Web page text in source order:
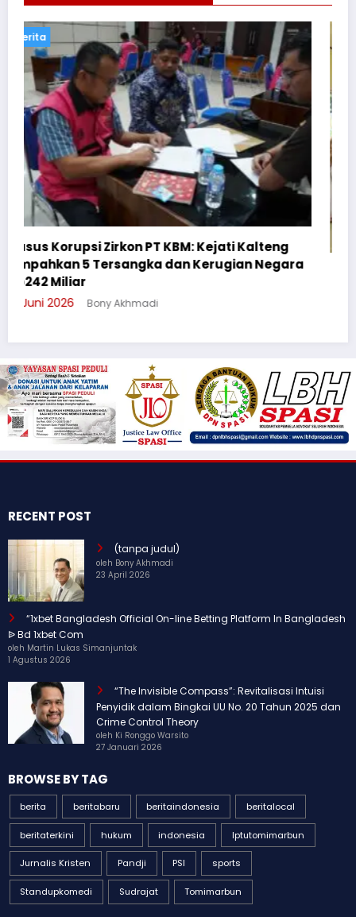
Cegah Bullying, Sikum Polresta Palangka Raya
Suluh Pelajar SMAN 6
3 Juni 2026 Bony Akhmadi
RECENT POST
(tanpa judul)
oleh Bony Akhmadi
23 April 2026
“1xbet Bangladesh Official On-line Betting Platform In Bangladesh
ᐉ Bd 1xbet Com
oleh Martin Lukas Simanjuntak
1 Agustus 2026
“The Invisible Compass”: Revitalisasi Intuisi
Penyidik dalam Bingkai UU No. 20 Tahun 2025 dan
Crime Control Theory
oleh Ki Ronggo Warsito
BROWSE BY TAG
Iptutomimarbun
Pandji sports
Standupkomedi Sudrajat